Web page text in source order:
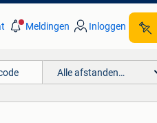
Meldingen Inloggen
Alle afstanden…